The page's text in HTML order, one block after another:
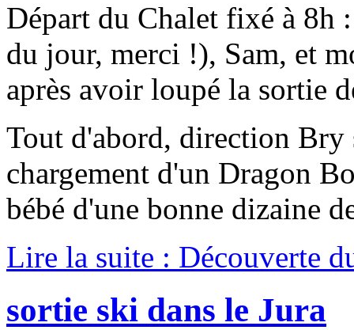
Départ du Chalet fixé à 8h
du jour, merci !), Sam, et
après avoir loupé la sortie
Tout d'abord, direction Bry
chargement d'un Dragon
bébé d'une bonne dizaine
Lire la suite : Découverte
sortie ski dans le Jura